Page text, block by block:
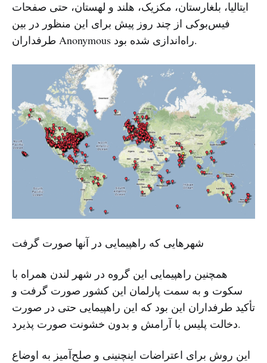
ایتالیا، بلغارستان، مکزیک، هلند و لهستان، حتی صفحات
فیس‌بوکی از چند روز پیش برای این منظور در بین
طرفداران Anonymous راه‌اندازی شده بود.
شهرهایی که راهپیمایی در آنها صورت گرفت
همچنین راهپیمایی این گروه در شهر لندن همراه با
سکوت و به سمت پارلمان این کشور صورت گرفت و
تأکید طرفداران این بود که این راهپیمایی حتی در صورت
دخالت پلیس با آرامش و بدون خشونت صورت پذیرد.
این روش برای اعتراضات اینچنینی و صلح‌آمیز به اوضاع